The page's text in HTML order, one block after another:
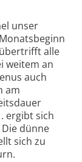
unser
alle
weitem an
auch
am
ergibt sich
dünne
sich zu